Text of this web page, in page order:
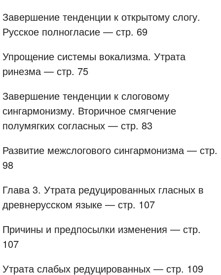
Завершение тенденции к открытому слогу.
Русское полногласие — стр. 69
Упрощение системы вокализма. Утрата
ринезма — стр. 75
Завершение тенденции к слоговому
сингармонизму. Вторичное смягчение
полумягких согласных — стр. 83
Развитие межслогового сингармонизма — стр.
98
Глава 3. Утрата редуцированных гласных в
древнерусском языке — стр. 107
Причины и предпосылки изменения — стр.
107
Утрата слабых редуцированных — стр. 109